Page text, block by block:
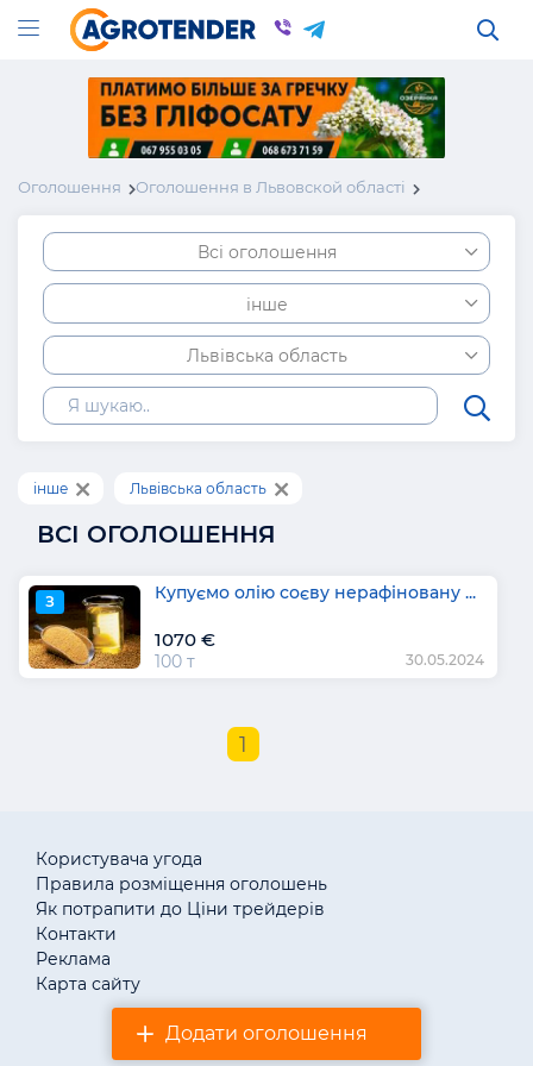
Оголошення Оголошення в Львовской області
Всі оголошення
інше
Львівська область
інше Львівська область
ВСІ ОГОЛОШЕННЯ
З Купуємо олію соєву нерафіновану ...
1070 €
100 т 30.05.2024
1
Додати оголошення
Користувача угода
Правила розміщення оголошень
Як потрапити до Ціни трейдерів
Контакти
Реклама
Карта сайту
© «АгротендерTM» 2011–2026